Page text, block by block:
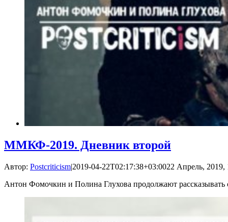
ММКФ-2019. Дневник второй
Автор: Postcriticism|2019-04-22T02:17:38+03:0022 Апрель, 2019,
Антон Фомочкин и Полина Глухова продолжают